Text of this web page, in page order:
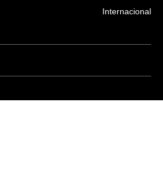
Internacional